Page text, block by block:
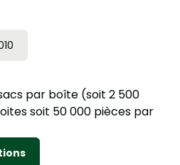
par boîte (soit 2 500
soit 50 000 pièces par